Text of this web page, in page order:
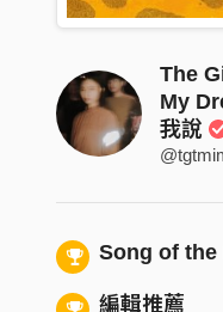
The
My
我說
Song of the
編輯推薦